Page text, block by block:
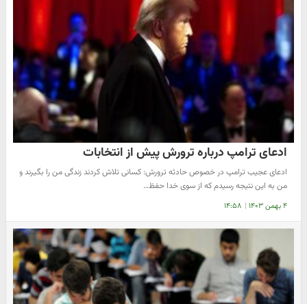
ادعای ترامپ درباره ترورش پیش از انتخابات
ادعای عجیب ترامپ در خصوص حادثه ترورش: کسانی تلاش کردند زندگی من را بگیرند و
من به این نتیجه رسیدم که از سوی خدا حفظ…
۴ بهمن ۱۴۰۳ | ۱۴:۵۸